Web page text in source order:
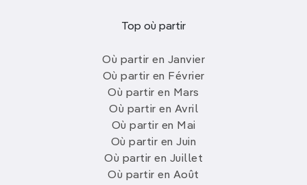
Top où partir
Où partir en Janvier
Où partir en Février
Où partir en Mars
Où partir en Avril
Où partir en Mai
Où partir en Juin
Où partir en Juillet
Où partir en Août